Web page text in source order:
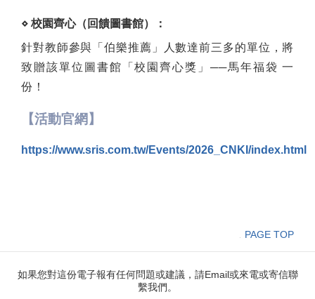
⋄ 校園齊心（回饋圖書館）：
針對教師參與「伯樂推薦」人數達前三多的單位，將
致贈該單位圖書館「校園齊心獎」──馬年福袋 一
份！
【活動官網】
https://www.sris.com.tw/Events/2026_CNKI/index.html
PAGE TOP
如果您對這份電子報有任何問題或建議，請Email或來電或寄信聯
繫我們。